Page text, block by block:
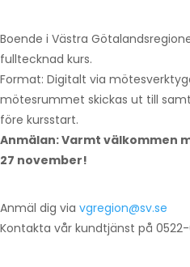
Boende i Västra
fulltecknad kurs.
Format: Digitalt via
mötesrummet skickas ut till
före kursstart.
Anmälan: Varmt välkommen
27 november!
Anmäl dig via vgregion@sv.se
Kontakta vår kundtjänst på